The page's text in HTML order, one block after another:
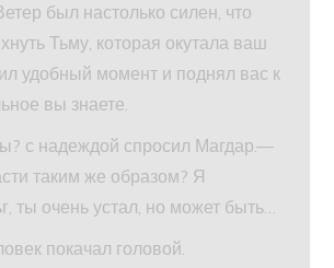
был настолько силен, что
Тьму, которая окутала ваш
удобный момент и поднял вас к
вы знаете.
с надеждой спросил Магдар.—
таким же образом? Я
ты очень устал, но может быть…
покачал головой.